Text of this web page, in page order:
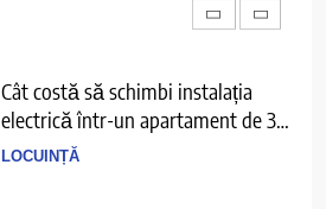
Cât costă să schimbi instalația
electrică într-un apartament de 3
camere
LOCUINȚĂ